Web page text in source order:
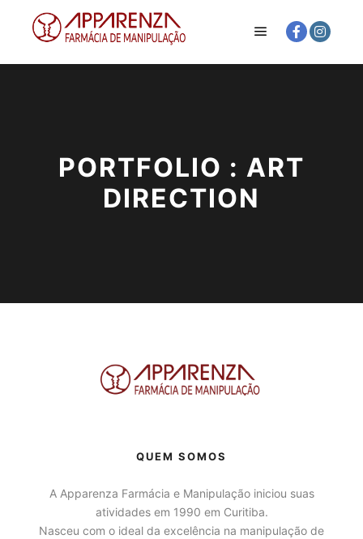
PORTFOLIO : ART
DIRECTION
QUEM SOMOS
A Apparenza Farmácia e Manipulação iniciou suas
atividades em 1990 em Curitiba.
Nasceu com o ideal da excelência na manipulação de